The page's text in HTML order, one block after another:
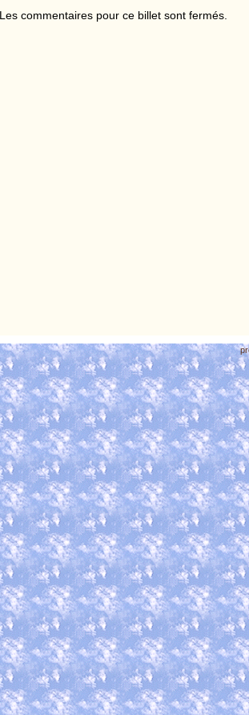
Les commentaires pour ce billet sont fermés.